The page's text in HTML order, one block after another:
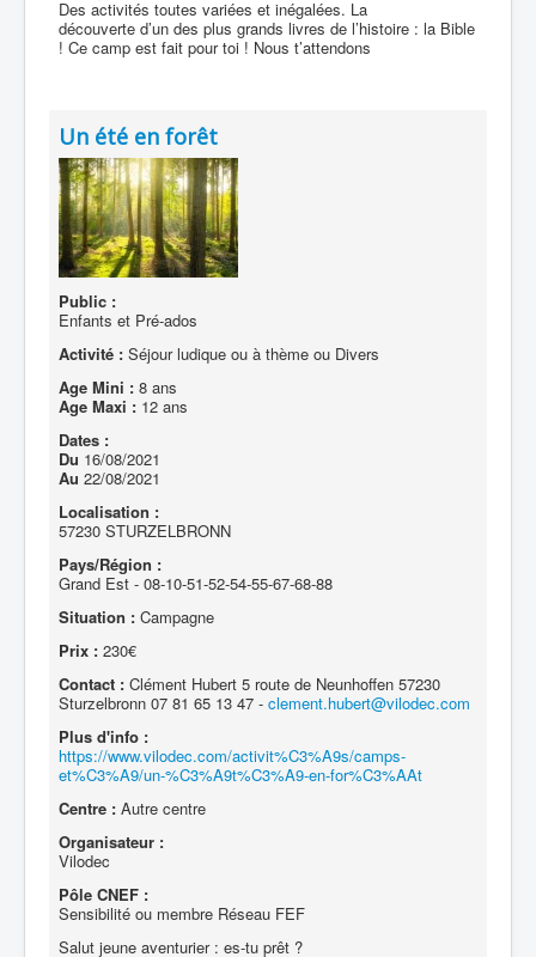
Des activités toutes variées et inégalées. La
découverte d’un des plus grands livres de l’histoire : la Bible
! Ce camp est fait pour toi ! Nous t’attendons
Un été en forêt
Public :
Enfants et Pré-ados
Activité : Séjour ludique ou à thème ou Divers
Age Mini : 8 ans
Age Maxi : 12 ans
Dates :
Du 16/08/2021
Au 22/08/2021
Localisation :
57230 STURZELBRONN
Pays/Région :
Grand Est - 08-10-51-52-54-55-67-68-88
Situation : Campagne
Prix : 230€
Contact : Clément Hubert 5 route de Neunhoffen 57230
Sturzelbronn 07 81 65 13 47 - clement.hubert@vilodec.com
Plus d'info :
https://www.vilodec.com/activit%C3%A9s/camps-
et%C3%A9/un-%C3%A9t%C3%A9-en-for%C3%AAt
Centre : Autre centre
Organisateur :
Vilodec
Pôle CNEF :
Sensibilité ou membre Réseau FEF
Salut jeune aventurier : es-tu prêt ?